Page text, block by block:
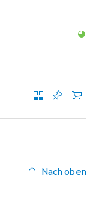
Nach oben